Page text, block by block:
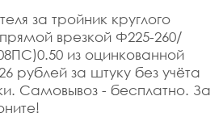
за тройник круглого
врезкой Ф225-260/
из оцинкованной
рублей за штуку без учёта
Самовывоз - бесплатно. За